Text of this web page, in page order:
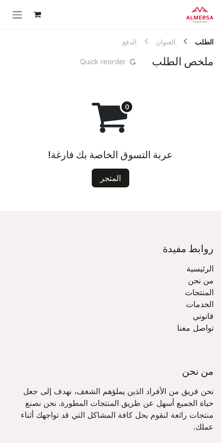
تخطي للذهاب إلى المحتوى
الطلب العنوان الدفع
ملخص الطلب Quick reorder
عربة التسوق الخاصة بك فارغة!
المتجر
روابط مفيدة
الرئيسية
من نحن
المنتجات
الخدمات
قانوني
تواصل معنا
من نحن
نحن فريق من الأفراد الذين يملؤهم الشغف، نهدف إلى جعل
حياة الجميع أسهل عن طريق المنتجات المطورة. نحن نصنع
منتجات رائعة لنقوم بحل كافة المشاكل التي قد تواجهك أثناء
عملك.